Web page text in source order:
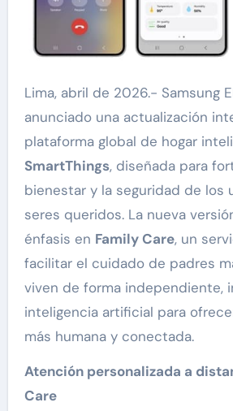
Lima, abril de 2026.- Samsung Electronics ha
anunciado una actualización
plataforma global de hogar
SmartThings, diseñada para
bienestar y la seguridad de los
seres queridos. La nueva
énfasis en Family Care, un
facilitar el cuidado de padres
viven de forma independiente,
inteligencia artificial para
más humana y conectada.
Atención personalizada a
Care